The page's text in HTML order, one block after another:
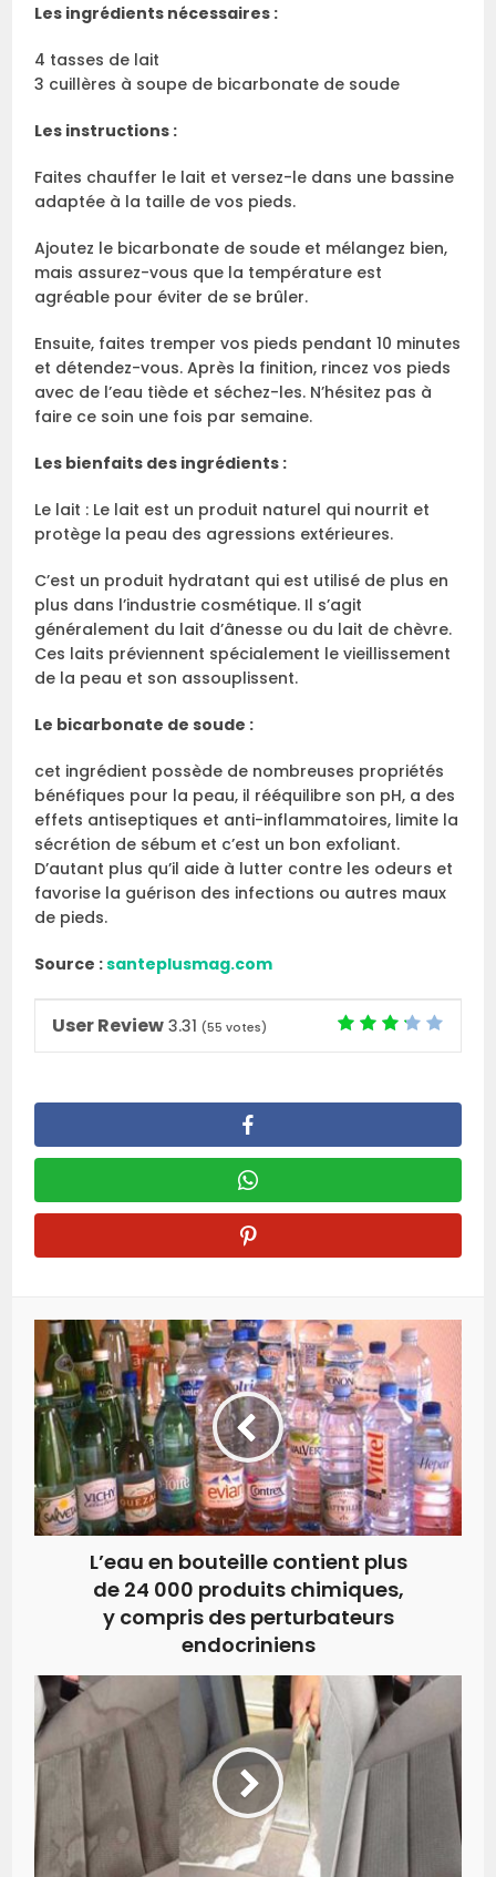
Les ingrédients nécessaires :
4 tasses de lait
3 cuillères à soupe de bicarbonate de soude
Les instructions :
Faites chauffer le lait et versez-le dans une bassine
adaptée à la taille de vos pieds.
Ajoutez le bicarbonate de soude et mélangez bien,
mais assurez-vous que la température est
agréable pour éviter de se brûler.
Ensuite, faites tremper vos pieds pendant 10 minutes
et détendez-vous. Après la finition, rincez vos pieds
avec de l’eau tiède et séchez-les. N’hésitez pas à
faire ce soin une fois par semaine.
Les bienfaits des ingrédients :
Le lait : Le lait est un produit naturel qui nourrit et
protège la peau des agressions extérieures.
C’est un produit hydratant qui est utilisé de plus en
plus dans l’industrie cosmétique. Il s’agit
généralement du lait d’ânesse ou du lait de chèvre.
Ces laits préviennent spécialement le vieillissement
de la peau et son assouplissent.
Le bicarbonate de soude :
cet ingrédient possède de nombreuses propriétés
bénéfiques pour la peau, il rééquilibre son pH, a des
effets antiseptiques et anti-inflammatoires, limite la
sécrétion de sébum et c’est un bon exfoliant.
D’autant plus qu’il aide à lutter contre les odeurs et
favorise la guérison des infections ou autres maux
de pieds.
Source :santeplusmag.com
User Review 3.31 (55 votes)
L’eau en bouteille contient plus
de 24 000 produits chimiques,
y compris des perturbateurs
endocriniens